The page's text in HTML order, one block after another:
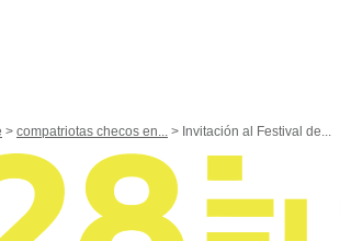
> compatriotas checos en... > Invitación al Festival de...